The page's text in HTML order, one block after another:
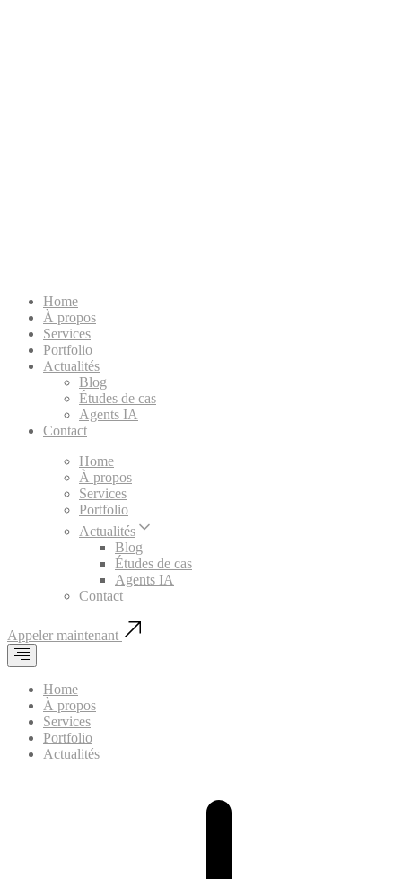
Home
À propos
Services
Portfolio
Actualités
Blog
Études de cas
Agents IA
Contact
Home
À propos
Services
Portfolio
Actualités
Blog
Études de cas
Agents IA
Contact
Appeler maintenant
Home
À propos
Services
Portfolio
Actualités